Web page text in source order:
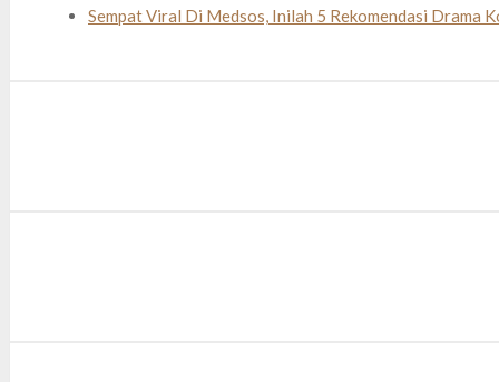
Sempat Viral Di Medsos, Inilah 5 Rekomendasi Drama